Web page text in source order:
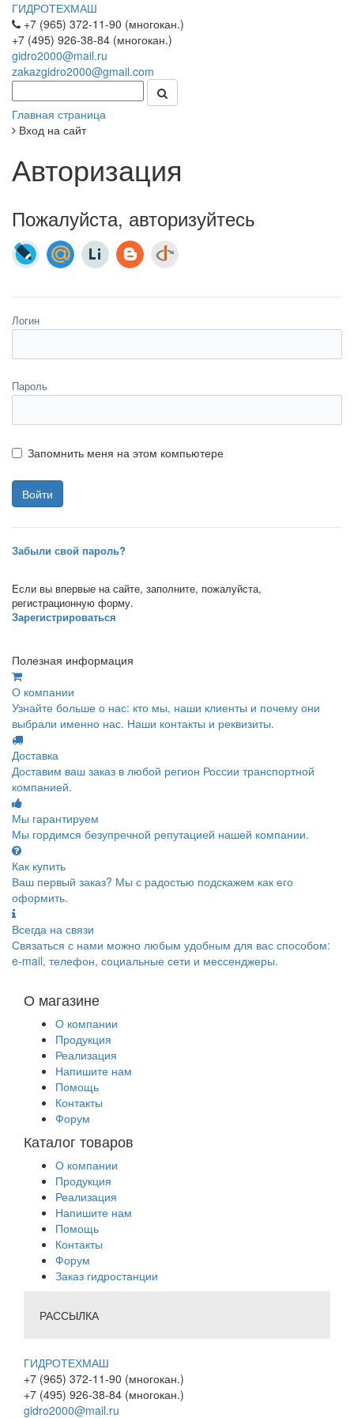
ГИДРОТЕХМАШ
+7 (965) 372-11-90 (многокан.)
+7 (495) 926-38-84 (многокан.)
gidro2000@mail.ru
zakazgidro2000@gmail.com
Главная страница
Вход на сайт
Авторизация
Пожалуйста, авторизуйтесь
Логин
Пароль
Запомнить меня на этом компьютере
Забыли свой пароль?
Если вы впервые на сайте, заполните, пожалуйста,
регистрационную форму.
Зарегистрироваться
Полезная информация
О компании
Узнайте больше о нас: кто мы, наши клиенты и почему они
выбрали именно нас. Наши контакты и реквизиты.
Доставка
Доставим ваш заказ в любой регион России транспортной
компанией.
Мы гарантируем
Мы гордимся безупречной репутацией нашей компании.
Как купить
Ваш первый заказ? Мы с радостью подскажем как его
оформить.
Всегда на связи
Связаться с нами можно любым удобным для вас способом:
e-mail, телефон, социальные сети и мессенджеры.
О магазине
О компании
Продукция
Реализация
Напишите нам
Помощь
Контакты
Форум
Каталог товаров
О компании
Продукция
Реализация
Напишите нам
Помощь
Контакты
Форум
Заказ гидростанции
РАССЫЛКА
ГИДРОТЕХМАШ
+7 (965) 372-11-90 (многокан.)
+7 (495) 926-38-84 (многокан.)
gidro2000@mail.ru